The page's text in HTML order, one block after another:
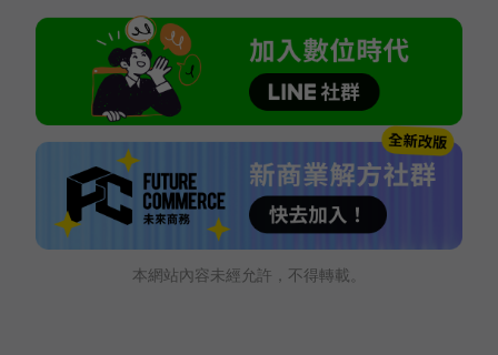
本網站內容未經允許，不得轉載。